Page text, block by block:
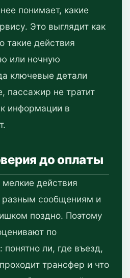
понимает, какие
Это выглядит как
такие действия
или ночную
ключевые детали
пассажир не тратит
информации в
до оплаты
действия
разным сообщениям и
поздно. Поэтому
по
понятно ли, где въезд,
трансфер и что